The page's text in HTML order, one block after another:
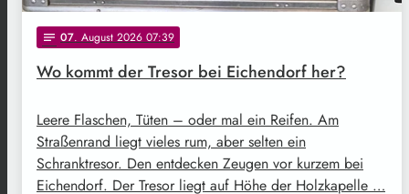
notes 07. August 2026 07:39
Wo kommt der Tresor bei Eichendorf her?
Leere Flaschen, Tüten – oder mal ein Reifen. Am
Straßenrand liegt vieles rum, aber selten ein
Schranktresor. Den entdecken Zeugen vor kurzem bei
Eichendorf. Der Tresor liegt auf Höhe der Holzkapelle …